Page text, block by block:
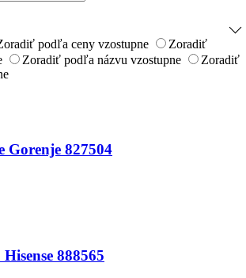
podľa ceny vzostupne
Zoradiť
Zoradiť podľa názvu vzostupne
Zoradiť
Gorenje 827504
888565